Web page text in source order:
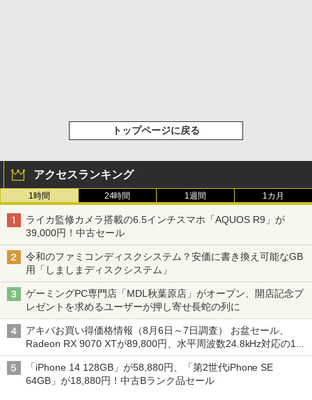
トップページに戻る
アクセスランキング
1時間 24時間 1週間 1カ月
ライカ監修カメラ搭載の6.5インチスマホ「AQUOS R9」が
39,000円！中古セール
令和のファミコンディスクシステム？安価に書き換え可能なGB
用「しましまディスクシステム」
ゲーミングPC専門店「MDL秋葉原店」がオープン、開店記念プ
レゼントを求めるユーザーが押し寄せ長蛇の列に
アキバお買い得価格情報（8月6日～7日調査） お盆セール、
Radeon RX 9070 XTが89,800円、水平周波数24.8kHz対応の17
型モニターが9,801円、暑さ指数連動セール ほか
「iPhone 14 128GB」が58,880円、「第2世代iPhone SE
64GB」が18,880円！中古Bランク品セール